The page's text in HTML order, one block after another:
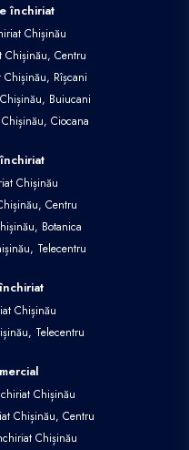
închiriat
Chișinău
Chișinău, Centru
Rîșcani
Buiucani
Ciocana
Chișinău
Centru
Botanica
Telecentru
Chișinău
Telecentru
Chișinău
Chișinău, Centru
Chișinău